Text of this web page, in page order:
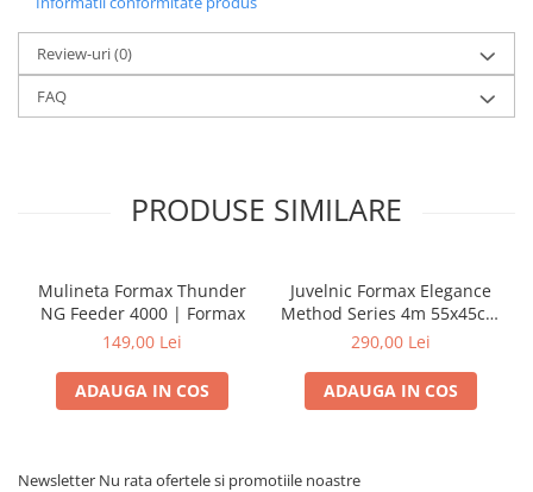
Review-uri(0)
FAQ
PRODUSE SIMILARE
Mulineta Formax Thunder
NG Feeder 4000 | Formax
149,00 Lei
ADAUGA IN COS
Juvelnic Formax Elegance
Method Series 4m 55x45cm
| Formax
290,00 Lei
ADAUGA IN COS
Newsletter Nu rata ofertele si promotiile noastre